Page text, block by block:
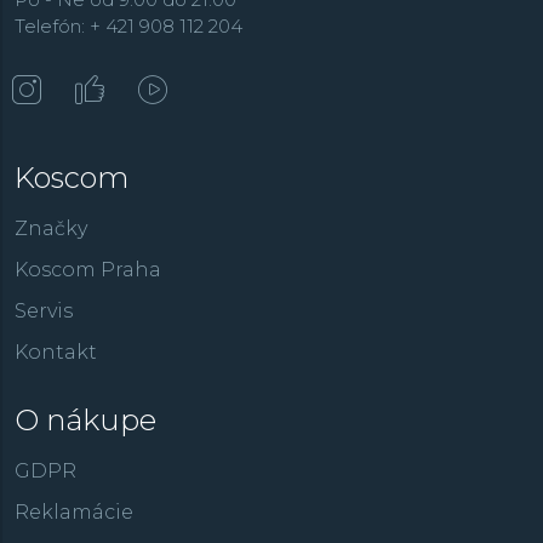
Telefón: + 421 908 112 204
Koscom
Značky
Koscom Praha
Servis
Kontakt
O nákupe
GDPR
Reklamácie